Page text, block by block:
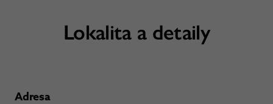
Lokalita a detaily
Adresa